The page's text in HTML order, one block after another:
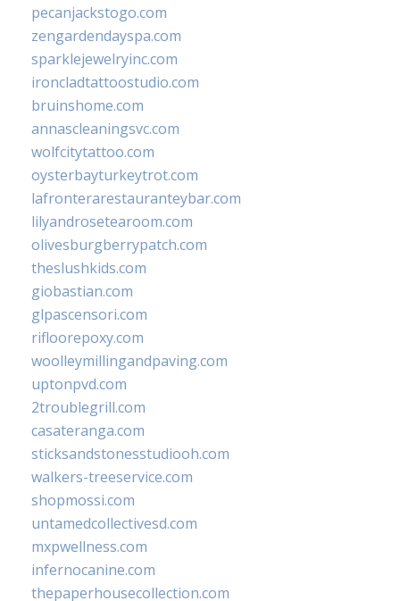
pecanjackstogo.com
zengardendayspa.com
sparklejewelryinc.com
ironcladtattoostudio.com
bruinshome.com
annascleaningsvc.com
wolfcitytattoo.com
oysterbayturkeytrot.com
lafronterarestauranteybar.com
lilyandrosetearoom.com
olivesburgberrypatch.com
theslushkids.com
giobastian.com
glpascensori.com
rifloorepoxy.com
woolleymillingandpaving.com
uptonpvd.com
2troublegrill.com
casateranga.com
sticksandstonesstudiooh.com
walkers-treeservice.com
shopmossi.com
untamedcollectivesd.com
mxpwellness.com
infernocanine.com
thepaperhousecollection.com